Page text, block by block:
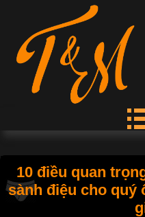
10 điều quan
sành điệu cho quý